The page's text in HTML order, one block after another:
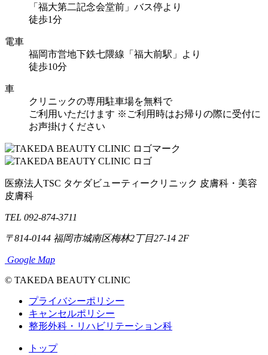
「福大第二記念会堂前」バス停より
徒歩1分
電車
福岡市営地下鉄七隈線「福大前駅」より
徒歩10分
車
クリニックの専用駐車場を無料で
ご利用いただけます ※ご利用時はお帰りの際に受付に
お声掛けください
医療法人TSC タケダビューティークリニック 皮膚科・美容
皮膚科
TEL 092-874-3711
〒814-0144 福岡市城南区梅林2丁目27-14 2F
Google Map
© TAKEDA BEAUTY CLINIC
プライバシーポリシー
キャンセルポリシー
整形外科・リハビリテーション科
トップ